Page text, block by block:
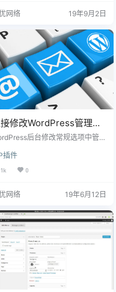
】==》【定制风格】3、找到
网络 19年9月2日
修改WordPress管理邮
后台修改常规选项中管理
主机无法正常发送邮件，只能
据库中修改了。 可以通过安装
Admin Email（更改管理邮
，不需要发送确认邮件，直接
Admin Email 插件，也
后台插件安装页面搜索安装。
用插件后无需要设置，直接就可
改…
插件
1k 0
网络 19年6月12日